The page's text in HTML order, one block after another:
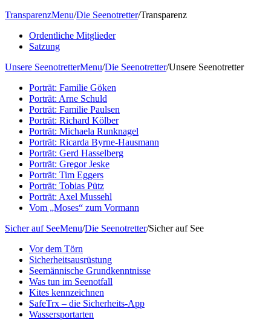
TransparenzMenu/Die Seenotretter/Transparenz
Ordentliche Mitglieder
Satzung
Unsere SeenotretterMenu/Die Seenotretter/Unsere Seenotretter
Porträt: Familie Göken
Porträt: Arne Schuld
Porträt: Familie Paulsen
Porträt: Richard Kölber
Porträt: Michaela Runknagel
Porträt: Ricarda Byrne-Hausmann
Porträt: Gerd Hasselberg
Porträt: Gregor Jeske
Porträt: Tim Eggers
Porträt: Tobias Pütz
Porträt: Axel Mussehl
Vom „Moses“ zum Vormann
Sicher auf SeeMenu/Die Seenotretter/Sicher auf See
Vor dem Törn
Sicherheitsausrüstung
Seemännische Grundkenntnisse
Was tun im Seenotfall
Kites kennzeichnen
SafeTrx – die Sicherheits-App
Wassersportarten